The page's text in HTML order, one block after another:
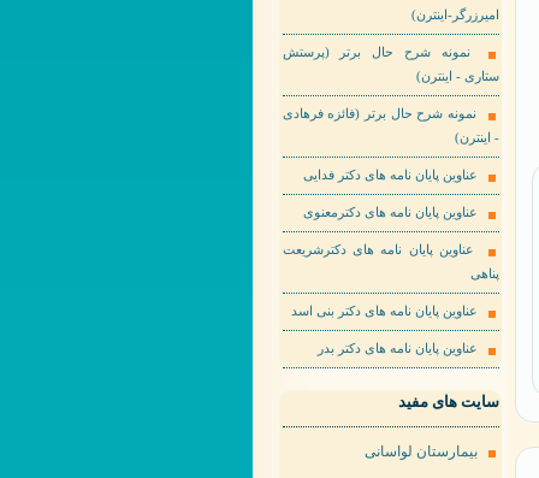
امیرزرگر-اینترن)
نمونه شرح حال برتر (پرستش
ستاری - اینترن)
نمونه شرح حال برتر (فائزه فرهادی
- اینترن)
عناوین پایان نامه های دکتر فدایی
عناوین پایان نامه های دکترمعنوی
عناوین پایان نامه های دکترشریعت
پناهی
عناوین پایان نامه های دکتر بنی اسد
عناوین پایان نامه های دکتر بدر
سایت های مفید
بیمارستان لواسانی